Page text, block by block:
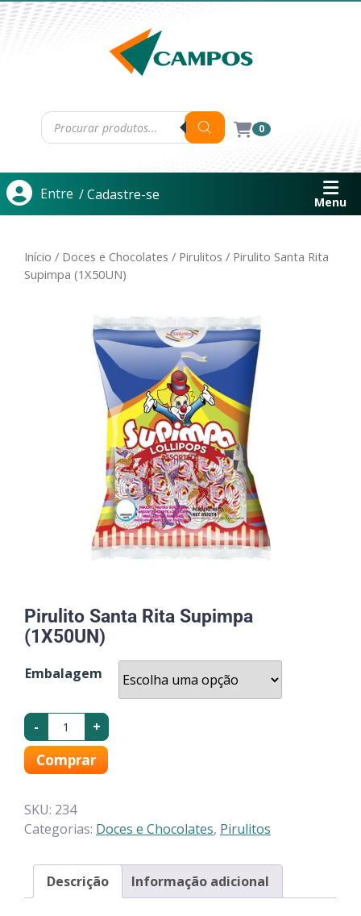
0
Entre / Cadastre-se Menu
Início / Doces e Chocolates / Pirulitos / Pirulito Santa Rita
Supimpa (1X50UN)
Pirulito Santa Rita Supimpa
(1X50UN)
Embalagem
- +
Comprar
SKU: 234
Categorias: Doces e Chocolates, Pirulitos
Descrição Informação adicional